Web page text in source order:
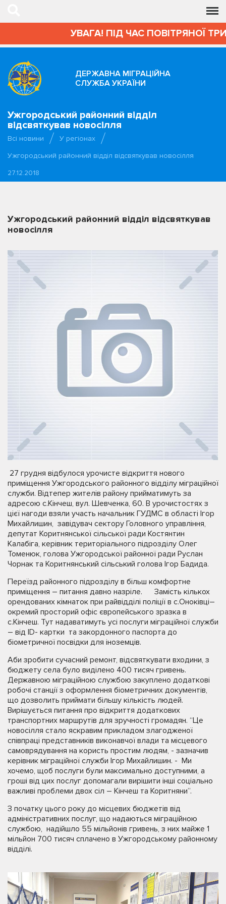
УВАГА! ПІД ЧАС ПОВІТРЯНОЇ
ДЕРЖАВНА МІГРАЦІЙНА
СЛУЖБА УКРАЇНИ
Ужгородський районний відділ
відсвяткував новосілля
Всі новини
У регіонах
Ужгородський районний відділ відсвяткував новосілля
27.12.2018
Ужгородський районний відділ відсвяткував
новосілля
27 грудня відбулося урочисте відкриття нового
приміщення Ужгородського районного відділу міграційної
служби. Відтепер жителів району прийматимуть за
адресою с.Кінчеш, вул. Шевченка, 60. В урочистостях з
цієї нагоди взяли участь начальник ГУДМС в області Ігор
Михайлишин, завідувач сектору Головного управління,
депутат Коритнянської сільської ради Костянтин
Калабіга, керівник територіального підрозділу Олег
Томенюк, голова Ужгородської районної ради Руслан
Чорнак та Коритнянський сільський голова Ігор Бадида.
Переїзд районного підрозділу в більш комфортне
приміщення – питання давно назріле. Замість кількох
орендованих кімнаток при райвідділі поліції в с.Оноківці–
окремий просторий офіс європейського зразка в
с.Кінчеш. Тут надаватимуть усі послуги міграційної служби
– від ID- картки та закордонного паспорта до
біометричної посвідки для іноземців.
Аби зробити сучасний ремонт, відсвяткувати входини, з
бюджету села було виділено 400 тисяч гривень.
Державною міграційною службою закуплено додаткові
робочі станції з оформлення біометричних документів,
що дозволить приймати більшу кількість людей.
Вирішується питання про відкриття додаткових
транспортних маршрутів для зручності громадян. “Це
новосілля стало яскравим прикладом злагодженої
співпраці представників виконавчої влади та місцевого
самоврядування на користь простим людям, - зазначив
керівник міграційної служби Ігор Михайлишин. - Ми
хочемо, щоб послуги були максимально доступними, а
гроші від цих послуг допомагали вирішити інші соціально
важливі проблеми двох сіл – Кінчеш та Коритняни”.
З початку цього року до місцевих бюджетів від
адміністративних послуг, що надаються міграційною
службою, надійшло 55 мільйонів гривень, з них майже 1
мільйон 700 тисяч сплачено в Ужгородському районному
відділі.